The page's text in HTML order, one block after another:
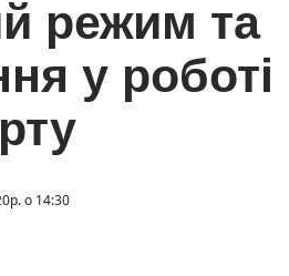
режим та
у роботі
о 14:30